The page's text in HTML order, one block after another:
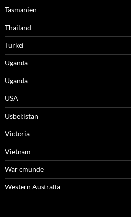
Tasmanien
Thailand
Türkei
Uganda
Uganda
USA
Usbekistan
Victoria
Vietnam
War emünde
Western Australia